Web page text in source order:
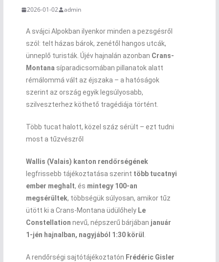
2026-01-02 admin
A svájci Alpokban ilyenkor minden a pezsgésről
szól: telt házas bárok, zenétől hangos utcák,
ünneplő turisták. Újév hajnalán azonban Crans-
Montana síparadicsomában pillanatok alatt
rémálommá vált az éjszaka – a hatóságok
szerint az ország egyik legsúlyosabb,
szilveszterhez köthető tragédiája történt.
Több tucat halott, közel száz sérült – ezt tudni
most a tűzvészről
Wallis (Valais) kanton rendőrségének
legfrissebb tájékoztatása szerint több tucatnyi
ember meghalt, és mintegy 100-an
megsérültek, többségük súlyosan, amikor tűz
ütött ki a Crans-Montana üdülőhely Le
Constellation nevű, népszerű bárjában január
1-jén hajnalban, nagyjából 1:30 körül
A rendőrségi sajtótájékoztatón Frédéric Gisler